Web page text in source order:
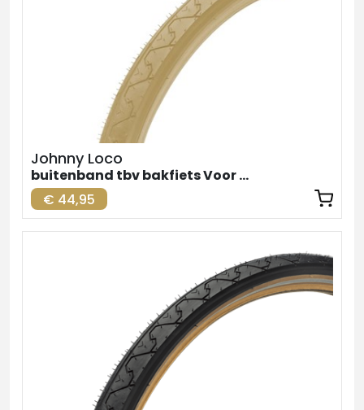
Johnny Loco
buitenband tbv bakfiets Voor Creme 24inch
€ 44,95